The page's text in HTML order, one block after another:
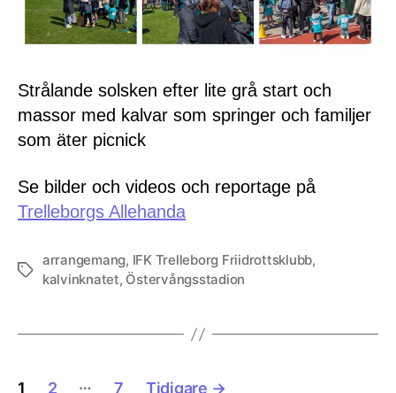
Strålande solsken efter lite grå start och
massor med kalvar som springer och familjer
som äter picnick
Se bilder och videos och reportage på
Trelleborgs Allehanda
Etiketter
arrangemang, IFK Trelleborg Friidrottsklubb,
kalvinknatet, Östervångsstadion
Sidnumrering
1 2 … 7 Tidigare →